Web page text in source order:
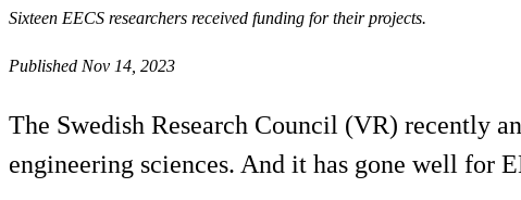
Sixteen EECS researchers received funding for their projects.
Published Nov 14, 2023
The Swedish Research Council (VR) recently
engineering sciences. And it has gone well for